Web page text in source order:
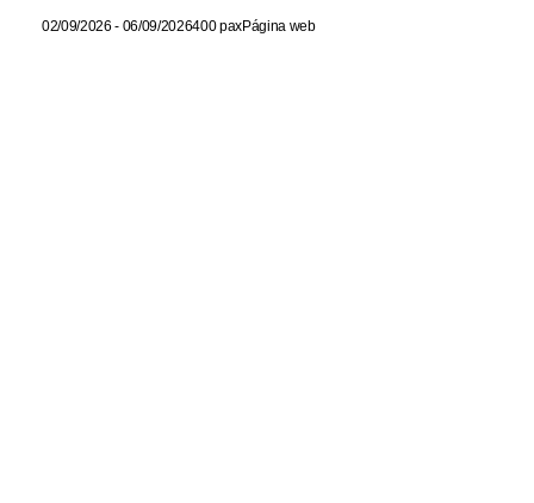
02/09/2026 - 06/09/2026400 paxPágina web